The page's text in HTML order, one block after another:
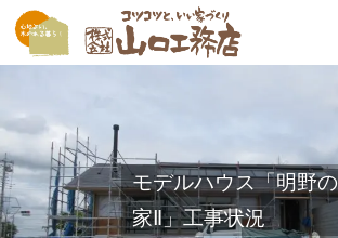
モデルハウス「明野の
家Ⅱ」工事状況